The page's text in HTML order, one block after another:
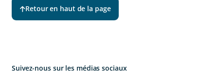
Retour en haut de la page
Suivez-nous sur les médias sociaux